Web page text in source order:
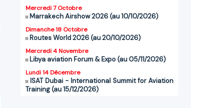
Mercredi 7 Octobre
Marrakech Airshow 2026 (au 10/10/2026)
Dimanche 18 Octobre
Routes World 2026 (au 20/10/2026)
Mercredi 4 Novembre
Libya aviation Forum & Expo (au 05/11/2026)
Lundi 14 Décembre
ISAT Dubai - International Summit for Aviation
Training (au 15/12/2026)